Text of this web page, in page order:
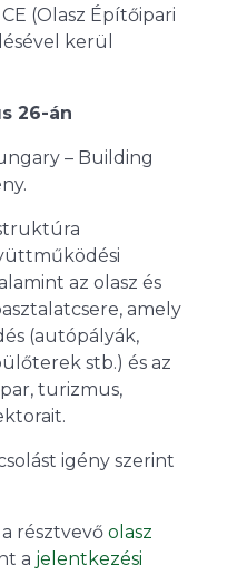
(Olasz Építőipari
kerül
26-án
– Building
az olasz és
amely
(autópályák,
stb.) és az
turizmus,
igény szerint
a résztvevő olasz
a jelentkezési